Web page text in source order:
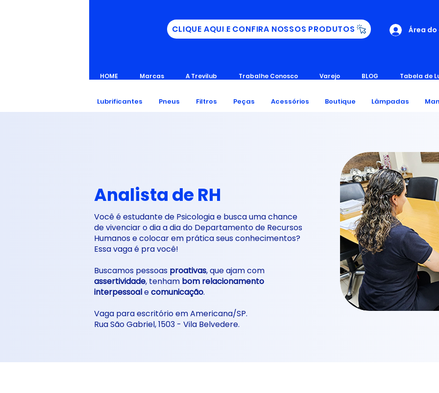
CLIQUE AQUI E CONFIRA NOSSOS PRODUTOS Área do
HOME Marcas A Trevilub Trabalhe Conosco Varejo BLOG Tabela de
Lubrificantes Pneus Filtros Peças Acessórios Boutique Lâmpadas
Analista de RH
Você é estudante de Psicologia e busca uma chance
de vivenciar o dia a dia do Departamento de Recursos
Humanos e colocar em prática seus conhecimentos?
Essa vaga é pra você!
Buscamos pessoas proativas, que ajam com
assertividade, tenham bom relacionamento
interpessoalecomunicação.
Vaga para escritório em Americana/SP.
Rua São Gabriel, 1503 - Vila Belvedere.